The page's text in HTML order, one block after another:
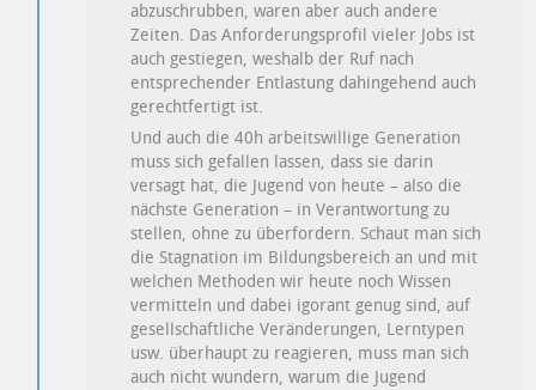
abzuschrubben, waren aber auch andere
Zeiten. Das Anforderungsprofil vieler Jobs ist
auch gestiegen, weshalb der Ruf nach
entsprechender Entlastung dahingehend auch
gerechtfertigt ist.
Und auch die 40h arbeitswillige Generation
muss sich gefallen lassen, dass sie darin
versagt hat, die Jugend von heute – also die
nächste Generation – in Verantwortung zu
stellen, ohne zu überfordern. Schaut man sich
die Stagnation im Bildungsbereich an und mit
welchen Methoden wir heute noch Wissen
vermitteln und dabei igorant genug sind, auf
gesellschaftliche Veränderungen, Lerntypen
usw. überhaupt zu reagieren, muss man sich
auch nicht wundern, warum die Jugend